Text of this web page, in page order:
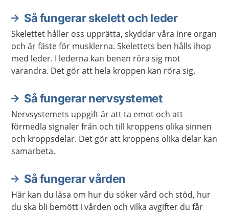
Så fungerar skelett och leder
Skelettet håller oss upprätta, skyddar våra inre organ
och är fäste för musklerna. Skelettets ben hålls ihop
med leder. I lederna kan benen röra sig mot
varandra. Det gör att hela kroppen kan röra sig.
Så fungerar nervsystemet
Nervsystemets uppgift är att ta emot och att
förmedla signaler från och till kroppens olika sinnen
och kroppsdelar. Det gör att kroppens olika delar kan
samarbeta.
Så fungerar vården
Här kan du läsa om hur du söker vård och stöd, hur
du ska bli bemött i vården och vilka avgifter du får